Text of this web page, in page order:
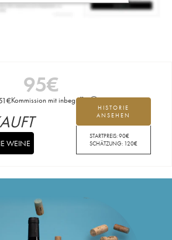
95€
€Kommission mit inbegriffen
HISTORIE
ANSEHEN
STARTPREIS:90€
SCHÄTZUNG: 120€
WEINE